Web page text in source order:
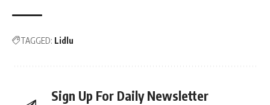
TAGGED: Lidlu
Sign Up For Daily Newsletter